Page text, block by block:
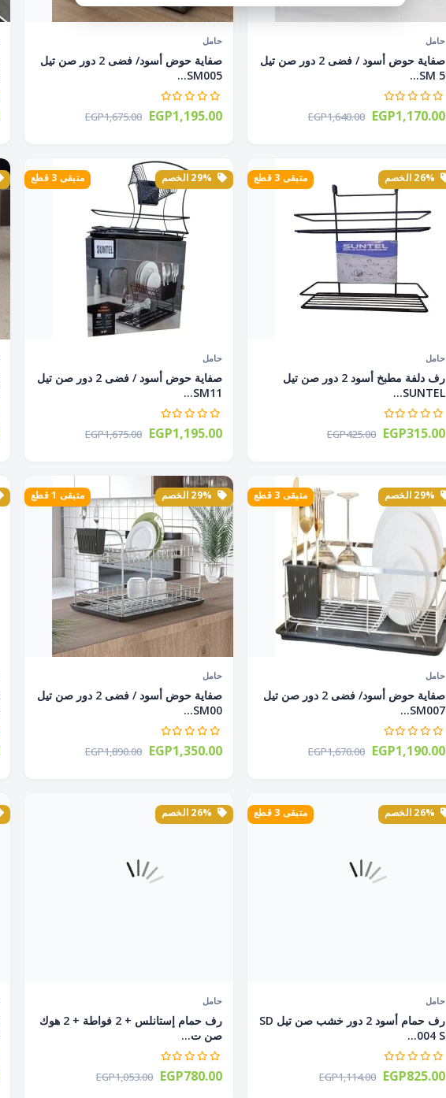
حامل
صفاية حوض أسود / فضى 2 دور صن تيل
SM 5...
EGP1,640.00 EGP1,170.00
حامل
صفاية حوض أسود/ فضى 2 دور صن تيل
SM005...
EGP1,675.00 EGP1,195.00
متبقى 3 قطع
حامل
رف دلفة مطبخ أسود 2 دور صن تيل
SUNTEL...
EGP425.00 EGP315.00
متبقى 3 قطع
حامل
صفاية حوض أسود / فضى 2 دور صن تيل
SM11...
EGP1,675.00 EGP1,195.00
متبقى 3 قطع
حامل
صفاية حوض أسود/ فضى 2 دور صن تيل
SM007...
EGP1,670.00 EGP1,190.00
متبقى 1 قطع
حامل
صفاية حوض أسود / فضى 2 دور صن تيل
SM00...
EGP1,890.00 EGP1,350.00
متبقى 3 قطع
حامل
رف حمام أسود 2 دور خشب صن تيل SD
004 S...
EGP1,114.00 EGP825.00
حامل
رف حمام إستانلس + 2 فواطة + 2 هوك
صن ت...
EGP1,053.00 EGP780.00